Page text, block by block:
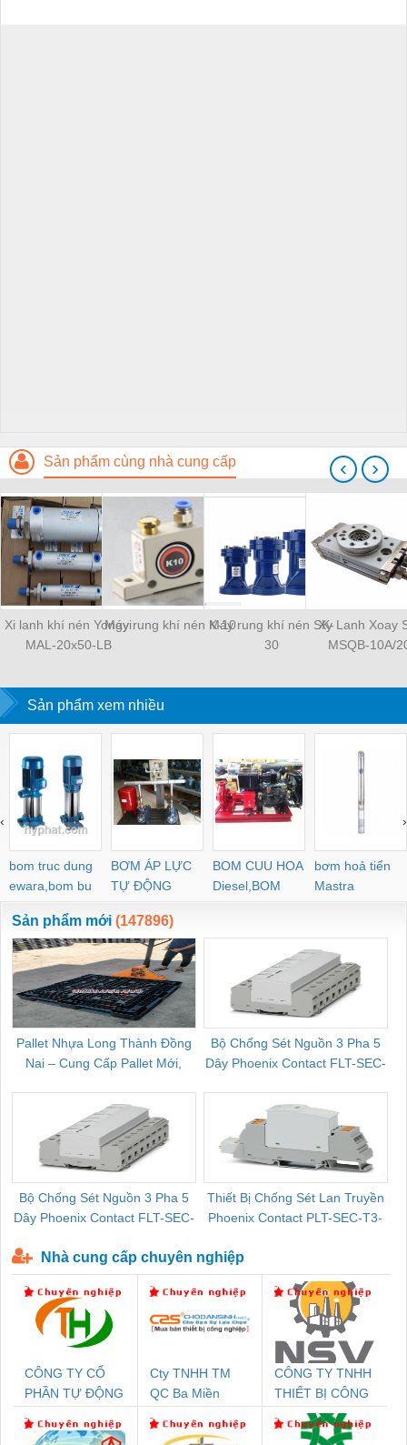
Sản phẩm cùng nhà cung cấp
Xi lanh khí nén Yongyi
MAL-20x50-LB
Máy rung khí nén K-10Máy rung khí nén SK-
30
Xy Lanh Xoay
MSQB-10A/
‹ ›
Sản phẩm xem nhiều
bom truc dung
ewara,bom bu
ewara
BƠM ÁP LỰC
TỰ ĐỘNG
BOM CUU HOA
Diesel,BOM
CHUA CHAY
bơm hoả tiển
Mastra
‹ ›
Sản phẩm mới (147896)
Pallet Nhựa Long Thành Đồng
Nai – Cung Cấp Pallet Mới,
Bộ Chống Sét Nguồn 3 Pha 5
Dây Phoenix Contact FLT-SEC-
Bộ Chống Sét Nguồn 3 Pha 5
Dây Phoenix Contact FLT-SEC-
Thiết Bị Chống Sét Lan Truyền
Phoenix Contact PLT-SEC-T3-
Nhà cung cấp chuyên nghiệp
CÔNG TY CỔ
PHẦN TỰ ĐỘNG
Cty TNHH TM
QC Ba Miền
CÔNG TY TNHH
THIẾT BỊ CÔNG
NGHIỆP NIHON
SETSUBI VIỆT